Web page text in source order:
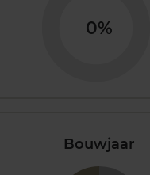
0%
Bouwjaar